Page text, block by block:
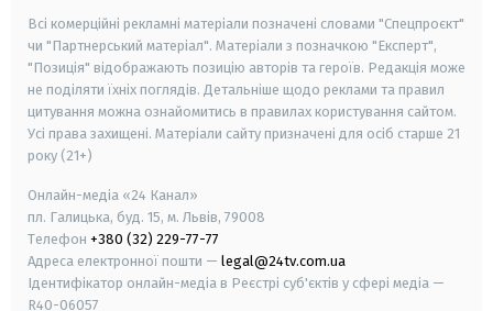
Всі комерційні рекламні матеріали позначені словами "Спецпроєкт"
чи "Партнерський матеріал". Матеріали з позначкою "Експерт",
"Позиція" відображають позицію авторів та героїв. Редакція може
не поділяти їхніх поглядів. Детальніше щодо реклами та правил
цитування можна ознайомитись в правилах користування сайтом.
Усі права захищені. Матеріали сайту призначені для осіб старше 21
року (21+)
Онлайн-медіа «24 Канал»
пл. Галицька, буд. 15, м. Львів, 79008
Телефон +380 (32) 229-77-77
Адреса електронної пошти — legal@24tv.com.ua
Ідентифікатор онлайн-медіа в Реєстрі суб'єктів у сфері медіа —
R40-06057